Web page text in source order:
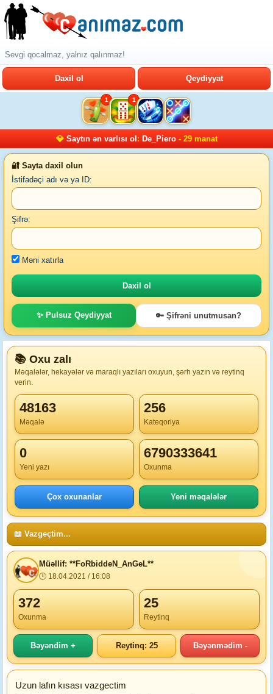
Sevgi qocalmaz, yalnız qalınmaz!
Daxil ol Qeydiyyat
1 1
💎 Saytın ən varlısı ol : De_Piero- 29 manat
🔐 Sayta daxil olun
İstifadəçi adı və ya ID:
Şifrə:
Məni xatırla
✨ Pulsuz Qeydiyyat 🔑 Şifrəni unutmusan?
📚 Oxu zalı
Məqalələr, hekayələr və maraqlı yazıları oxuyun, şərh yazın və reytinq
verin.
48163
Məqalə
256
Kateqoriya
0
Yeni yazı
6790333641
Oxunma
Çox oxunanlar Yeni məqalələr
📖 Vazgeçtim...
Müəllif: **FoRbiddeN_AnGeL**
🕒 18.04.2021 / 16:08
372
Oxunma
25
Reytinq
Bəyəndim + Reytinq: 25 Bəyənmədim -
Uzun lafın kısası vazgectim